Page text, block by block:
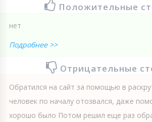
Положительные
нет
Подробнее >>
Отрицательные
Обратился на сайт за помощью в
человек по началу отозвался, даже
хорошо было Потом решил еще раз